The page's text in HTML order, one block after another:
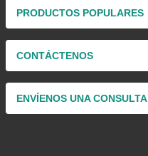
PRODUCTOS POPULARES
CONTÁCTENOS
ENVÍENOS UNA CONSULTA